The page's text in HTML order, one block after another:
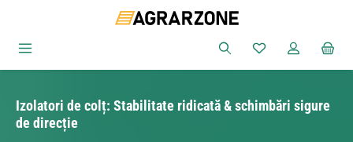
Sari la conținutul principal
Aveți 0 articole
Izolatori de colț: Stabilitate ridicată & schimbări sigure
de direcție